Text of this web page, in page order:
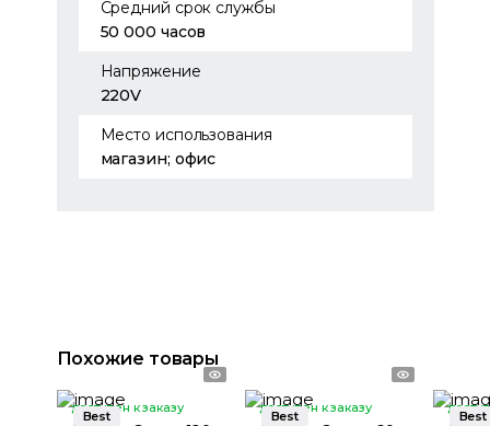
Средний срок службы
50 000 часов
Напряжение
220V
Место использования
магазин; офис
Похожие товары
Best
доступен к заказу
Best
доступен к заказу
Best